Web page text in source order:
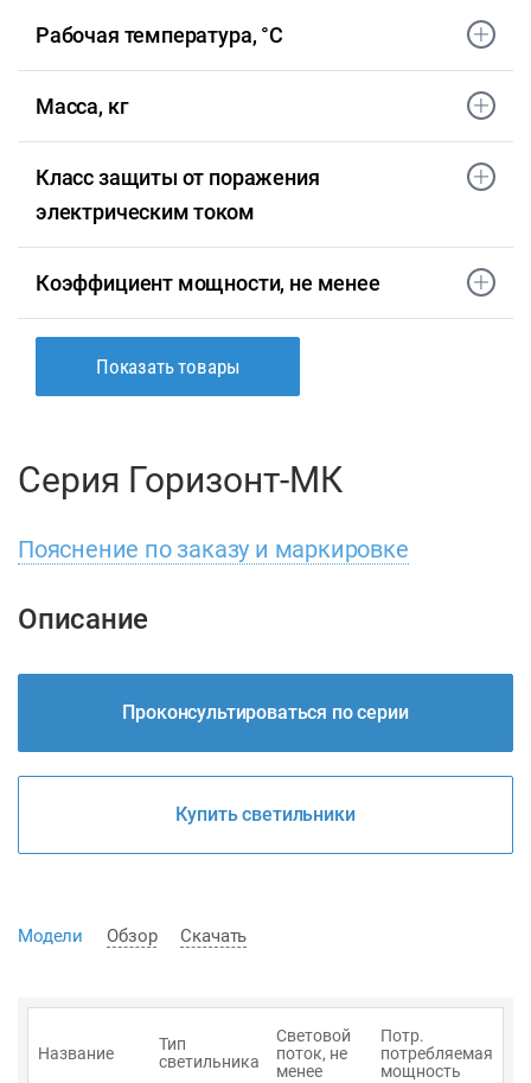
Рабочая температура, °С
Масса, кг
Класс защиты от поражения
электрическим током
Коэффициент мощности, не менее
Показать товары
Серия Горизонт-МК
Пояснение по заказу и маркировке
Описание
Проконсультироваться по серии
Купить светильники
Модели Обзор Скачать
Название
Тип
светильника
Световой
поток, не
менее
Потр.
потребляемая
мощность